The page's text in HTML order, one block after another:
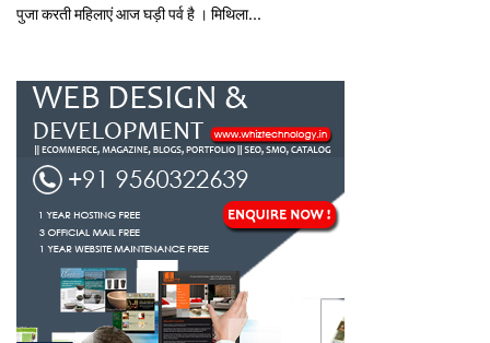
पुजा करती महिलाएं आज घड़ी पर्व है । मिथि‍ला...